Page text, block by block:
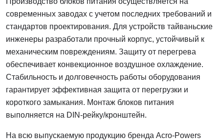
современных заводах с учетом последних требований и
стандартов проектирования. Для устройств тайваньские
инженеры разработали прочный корпус, устойчивый к
механическим повреждениям. Защиту от перегрева
обеспечивает конвекционное воздушное охлаждение.
Стабильность и долговечность работы оборудования
гарантирует эффективная защита от перегрузки и
короткого замыкания. Монтаж блоков питания
выполняется на DIN-рейку/кронштейн.
На всю выпускаемую продукцию бренда Acro-Powers